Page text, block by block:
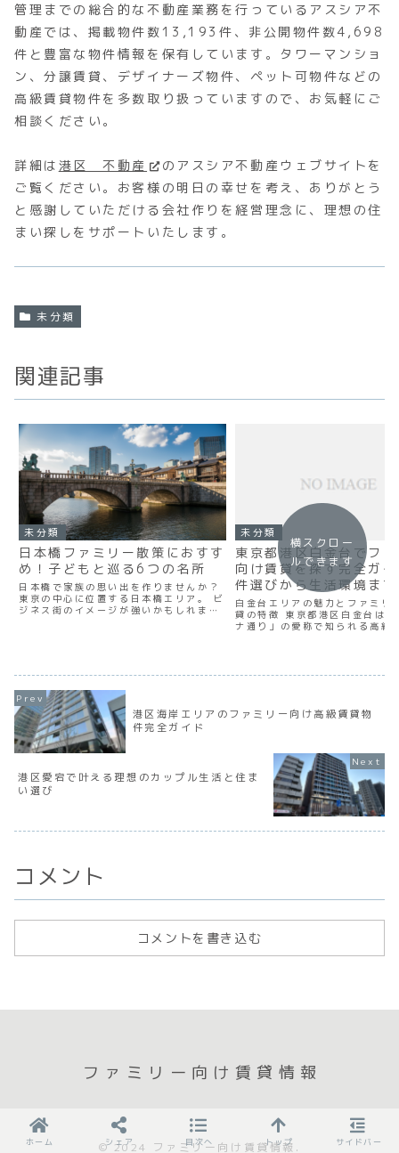
管理までの総合的な不動産業務を行っているアスシア不
動産では、掲載物件数13,193件、非公開物件数4,698
件と豊富な物件情報を保有しています。タワーマンショ
ン、分譲賃貸、デザイナーズ物件、ペット可物件などの
高級賃貸物件を多数取り扱っていますので、お気軽にご
相談ください。
詳細は 港区 不動産
のアスシア不動産ウェブサイトを
ご覧ください。お客様の明日の幸せを考え、ありがとう
と感謝していただける会社作りを経営理念に、理想の住
まい探しをサポートいたします。
未分類
関連記事
未分類
日本橋ファミリー散策におすす
め！子どもと巡る6つの名所
日本橋で家族の思い出を作りませんか？
東京の中心に位置する日本橋エリア。 ビ
ジネス街のイメージが強いかもしれませ
未分類
東京都港区白金台でフ
向け賃貸を探す完全ガ
件選びから生活環境ま
説
白金台エリアの魅力とファミリ
貸の特徴 東京都港区白金台は
ナ通り」の愛称で知られる高級
メトロ南北線と都営三...
横スクロー
ルできます
港区海岸エリアのファミリー向け高級賃貸物
件完全ガイド
港区愛宕で叶える理想のカップル生活と住ま
い選び
コメント
コメントを書き込む
ファミリー向け賃貸情報
© 2024 ファミリー向け賃貸情報.
ホーム シェア 目次へ トップ サイドバー